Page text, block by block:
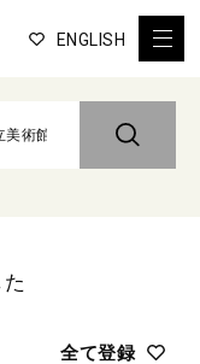
ENGLISH
全て登録